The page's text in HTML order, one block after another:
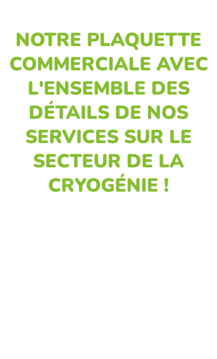
NOTRE PLAQUETTE
COMMERCIALE AVEC
L'ENSEMBLE DES
DÉTAILS DE NOS
SERVICES SUR LE
SECTEUR DE LA
CRYOGÉNIE !